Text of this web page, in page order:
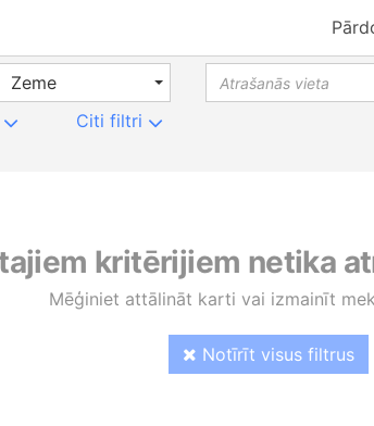
Zeme
Citi filtri
kritērijiem netika
Mēģiniet attālināt karti vai izmainīt
Notīrīt visus filtrus